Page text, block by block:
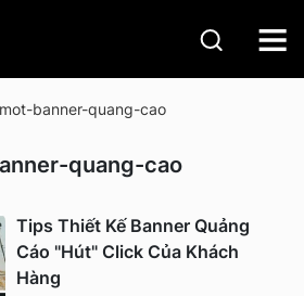
banner-quang-cao
quang-cao
Tips Thiết Kế Banner Quảng
Cáo "Hút" Click Của Khách
Hàng